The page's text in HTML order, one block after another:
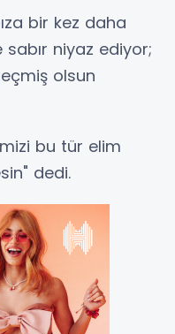
bir kez daha
niyaz ediyor;
olsun
bu tür elim
dedi.